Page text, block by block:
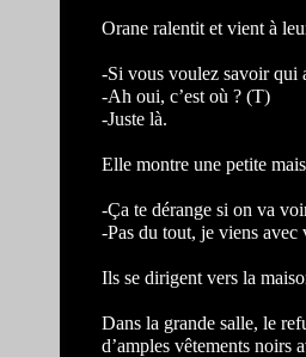
Orane ralentit et vient à
-Si vous voulez savoir qui
-Ah oui, c’est où ? (T)
-Juste là.
Elle montre une petite
-Ça te dérange si on va
-Pas du tout, je viens avec
Ils se dirigent vers la
Dans la grande salle, le
d’amples vêtements noirs